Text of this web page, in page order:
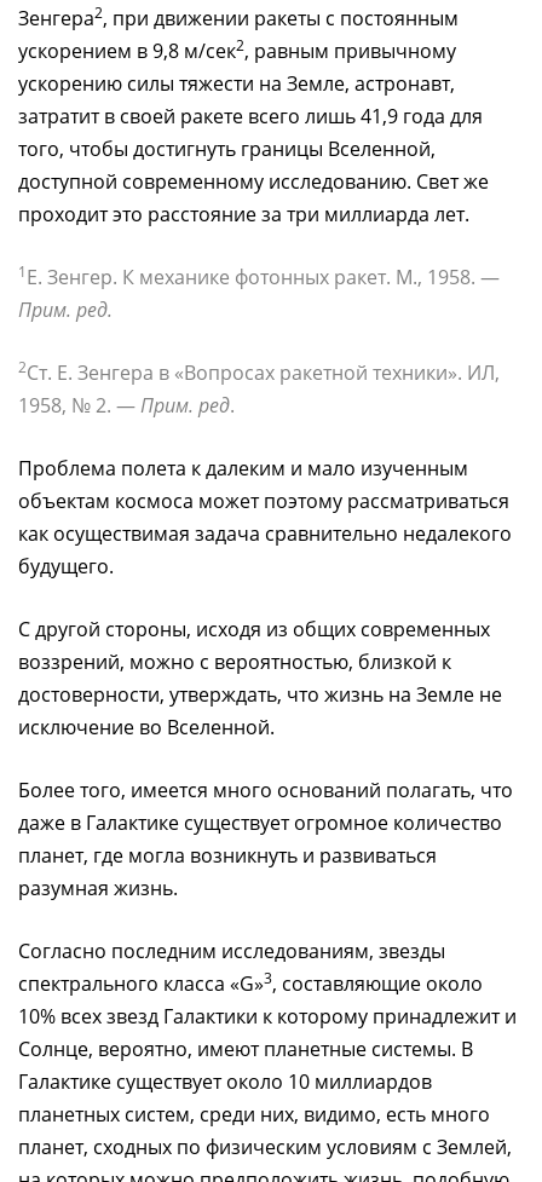
Зенгера2, при движении ракеты с постоянным
ускорением в 9,8 м/сек2, равным привычному
ускорению силы тяжести на Земле, астронавт,
затратит в своей ракете всего лишь 41,9 года для
того, чтобы достигнуть границы Вселенной,
доступной современному исследованию. Свет же
проходит это расстояние за три миллиарда лет.
1Е. Зенгер. К механике фотонных ракет. М., 1958. —
Прим. ред.
2Ст. Е. Зенгера в «Вопросах ракетной техники». ИЛ,
1958, № 2. —Прим. ред.
Проблема полета к далеким и мало изученным
объектам космоса может поэтому рассматриваться
как осуществимая задача сравнительно недалекого
будущего.
С другой стороны, исходя из общих современных
воззрений, можно с вероятностью, близкой к
достоверности, утверждать, что жизнь на Земле не
исключение во Вселенной.
Более того, имеется много оснований полагать, что
даже в Галактике существует огромное количество
планет, где могла возникнуть и развиваться
разумная жизнь.
Согласно последним исследованиям, звезды
спектрального класса «G»3, составляющие около
10% всех звезд Галактики к которому принадлежит и
Солнце, вероятно, имеют планетные системы. В
Галактике существует около 10 миллиардов
планетных систем, среди них, видимо, есть много
планет, сходных по физическим условиям с Землей,